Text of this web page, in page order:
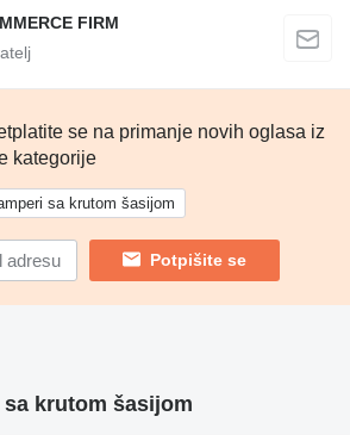
FIRM
se na primanje novih oglasa iz
kategorije
sa krutom šasijom
Potpišite se
krutom šasijom